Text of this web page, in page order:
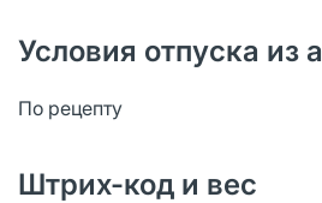
Условия отпуска из
По рецепту
Штрих-код и вес